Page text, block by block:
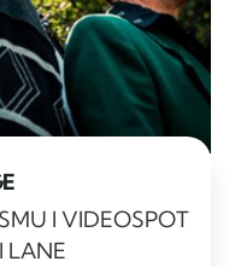
I VIDEOSPOT
LANE